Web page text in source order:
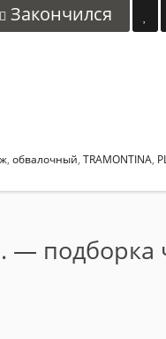
Закончился
, обвалочный, TRAMONTINA,
— подборка